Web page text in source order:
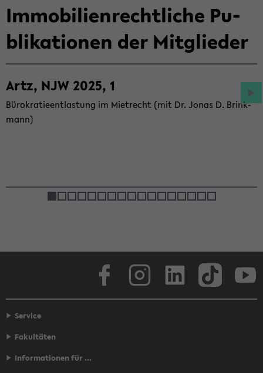
Im­mo­bi­li­en­recht­li­che Pu­
bli­ka­tio­nen der Mit­glie­der
Artz, NJW 2025, 1
Bü­ro­kra­tie­ent­las­tung im Miet­recht (mit Dr. Jonas D. Brink­
mann)
Face­book
Service
Fakultäten
Informationen für ...